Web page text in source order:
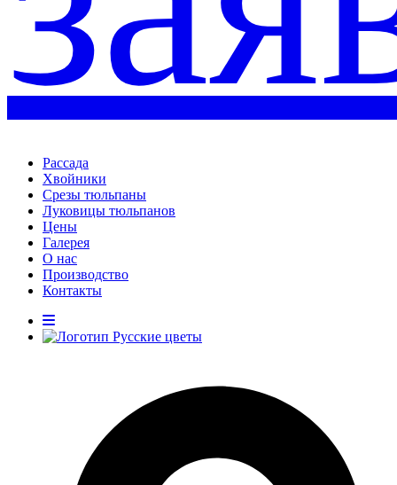
Рассада
Хвойники
Срезы тюльпаны
Луковицы тюльпанов
Цены
Галерея
О нас
Производство
Контакты